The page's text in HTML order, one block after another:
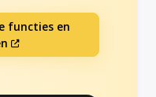
functies en